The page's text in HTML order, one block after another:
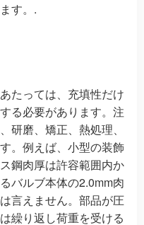
す。.
たっては、充填性だけ
る必要があります。注
研磨、矯正、熱処理、
。例えば、小型の装飾
鋼肉厚は許容範囲内か
バルブ本体の2.0mm肉
言えません。部品が圧
繰り返し荷重を受ける